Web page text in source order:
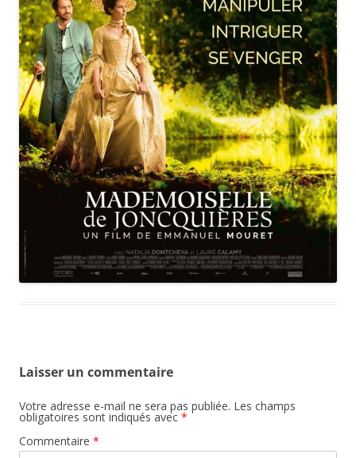
Laisser un commentaire
Votre adresse e-mail ne sera pas publiée. Les champs
obligatoires sont indiqués avec *
Commentaire *